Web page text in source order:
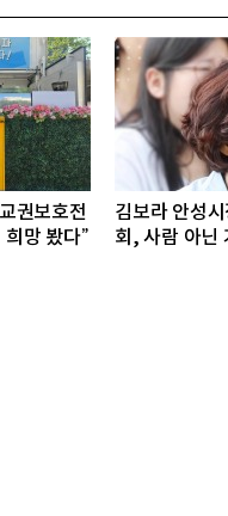
권보호전
망 봤다”
김보라 안성
회, 사람 아닌